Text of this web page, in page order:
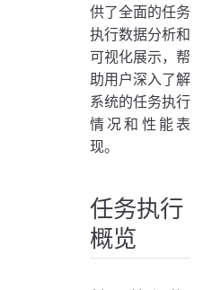
供了全面的任务
执行数据分析和
可视化展示，帮
助用户深入了解
系统的任务执行
情况和性能表
现。
任务执行
概览